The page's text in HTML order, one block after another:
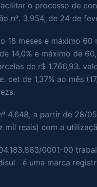
o processo de
nº. 3.954, de 24 de
meses e máximo
e máximo de
de r$ 1.766,93.
cet de 1,37% ao mês
4.648, a partir de 28/
reais) com a
0001-00
é uma marca